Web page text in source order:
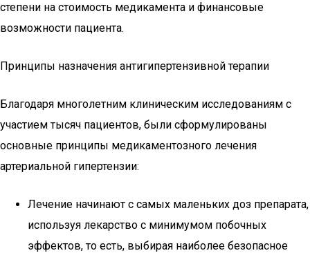
степени на стоимость медикамента и финансовые
возможности пациента.
Принципы назначения антигипертензивной терапии
Благодаря многолетним клиническим исследованиям с
участием тысяч пациентов, были сформулированы
основные принципы медикаментозного лечения
артериальной гипертензии:
Лечение начинают с самых маленьких доз препарата,
используя лекарство с минимумом побочных
эффектов, то есть, выбирая наиболее безопасное